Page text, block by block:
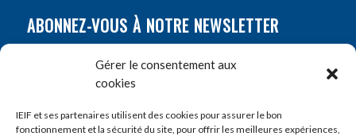
Gérer le consentement aux
cookies
IEIF et ses partenaires utilisent des cookies pour assurer le bon
fonctionnement et la sécurité du site, pour offrir les meilleures expériences,
ABONNEZ-VOUS À NOTRE NEWSLETTER
Prénom*